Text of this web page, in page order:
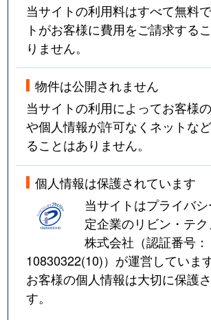
当サイトの利用料はすべて無料
トがお客様に費用をご請求する
りません。
物件は公開されません
当サイトの利用によってお客様
や個人情報が許可なくネットな
ることはありません。
個人情報は保護されています
当サイトはプライバ
定企業のリビン・テ
株式会社（認証番号：
10830322(10)）が運営しています
お客様の個人情報は大切に保護
す。